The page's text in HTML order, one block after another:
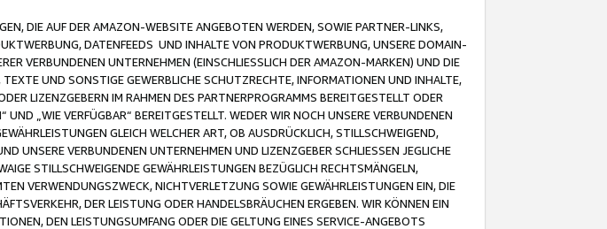
DIE AUF DER AMAZON-WEBSITE ANGEBOTEN WERDEN, SOWIE PARTNER-LINKS,
DATENFEEDS UND INHALTE VON PRODUKTWERBUNG, UNSERE DOMAIN-
VERBUNDENEN UNTERNEHMEN (EINSCHLIESSLICH DER AMAZON-MARKEN) UND DIE
UND SONSTIGE GEWERBLICHE SCHUTZRECHTE, INFORMATIONEN UND INHALTE,
LIZENZGEBERN IM RAHMEN DES PARTNERPROGRAMMS BEREITGESTELLT ODER
UND „WIE VERFÜGBAR“ BEREITGESTELLT. WEDER WIR NOCH UNSERE VERBUNDENEN
GLEICH WELCHER ART, OB AUSDRÜCKLICH, STILLSCHWEIGEND,
UNSERE VERBUNDENEN UNTERNEHMEN UND LIZENZGEBER SCHLIESSEN JEGLICHE
STILLSCHWEIGENDE GEWÄHRLEISTUNGEN BEZÜGLICH RECHTSMÄNGELN,
VERWENDUNGSZWECK, NICHTVERLETZUNG SOWIE GEWÄHRLEISTUNGEN EIN, DIE
DER LEISTUNG ODER HANDELSBRÄUCHEN ERGEBEN. WIR KÖNNEN EIN
DEN LEISTUNGSUMFANG ODER DIE GELTUNG EINES SERVICE-ANGEBOTS